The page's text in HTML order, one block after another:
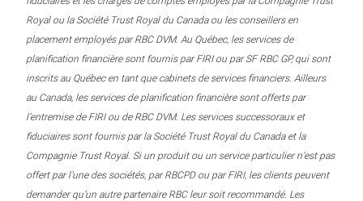
Royal ou la Société Trust Royal du Canada ou les conseillers en
placement employés par RBC DVM. Au Québec, les services de
planification financière sont fournis par FIRI ou par SF RBC GP, qui sont
inscrits au Québec en tant que cabinets de services financiers. Ailleurs
au Canada, les services de planification financière sont offerts par
l’entremise de FIRI ou de RBC DVM. Les services successoraux et
fiduciaires sont fournis par la Société Trust Royal du Canada et la
Compagnie Trust Royal. Si un produit ou un service particulier n’est pas
offert par l’une des sociétés, par RBCPD ou par FIRI, les clients peuvent
demander qu’un autre partenaire RBC leur soit recommandé. Les